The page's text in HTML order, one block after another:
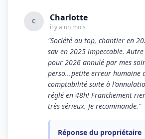
C Charlotte
il y a un mois
"Société au top, chantier en
sav en 2025 impeccable.
pour 2026 annulé par mes
perso...petite erreur humaine
comptabilité suite à
réglé en 48h! Franchement
très sérieux. Je recommande."
Réponse du propriétaire